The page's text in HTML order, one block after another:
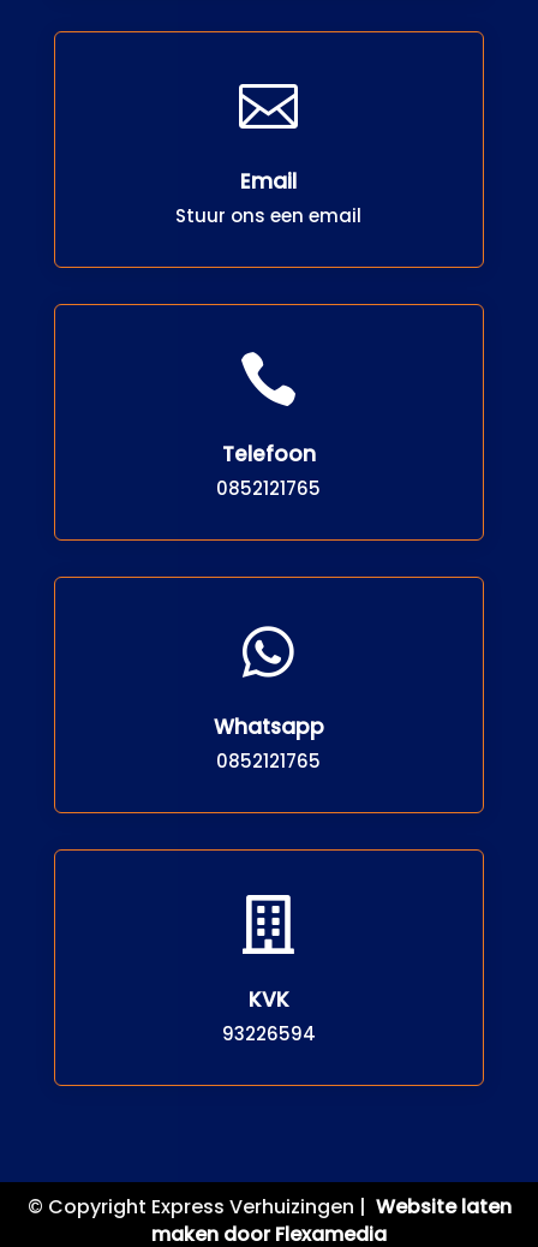

Email
Stuur ons een email

Telefoon
0852121765

Whatsapp
0852121765

KVK
93226594
© Copyright Express Verhuizingen | Website laten
maken door Flexamedia